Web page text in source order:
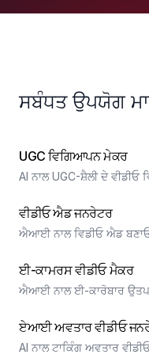
ਸਬੰਧਤ ਉਪਯੋਗ
UGC ਵਿਗਿਆਪਨ ਮੇਕਰ
AI ਨਾਲ UGC-ਸ਼ੈਲੀ ਦੇ
ਵੀਡੀਓ ਐਡ ਜਨਰੇਟਰ
ਐਆਈ ਨਾਲ ਵਿਡੀਓ ਐਡ
ਈ-ਕਾਮਰਸ ਵੀਡੀਓ ਮੈਕਰ
ਐਆਈ ਨਾਲ ਈ-ਕਾਰੋਬਾਰ
ਏਆਈ ਅਵਤਾਰ ਵੀਡੀਓ
AI ਨਾਲ ਟਾਕਿੰਗ ਅਵਤਾਰ